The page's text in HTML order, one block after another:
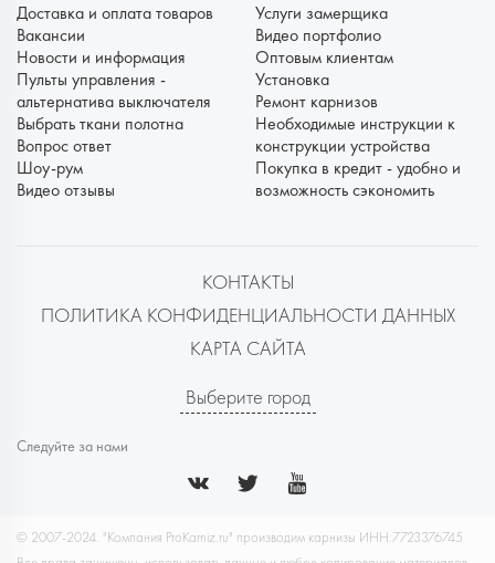
Доставка и оплата товаров
Вакансии
Новости и информация
Пульты управления -
альтернатива выключателя
Выбрать ткани полотна
Вопрос ответ
Шоу-рум
Видео отзывы
Услуги замерщика
Видео портфолио
Оптовым клиентам
Установка
Ремонт карнизов
Необходимые инструкции к
конструкции устройства
Покупка в кредит - удобно и
возможность сэкономить
КОНТАКТЫ
ПОЛИТИКА КОНФИДЕНЦИАЛЬНОСТИ ДАННЫХ
КАРТА САЙТА
Выберите город
Следуйте за нами
© 2007-2024. "Компания ProKarniz.ru" производим карнизы ИНН:7723376745